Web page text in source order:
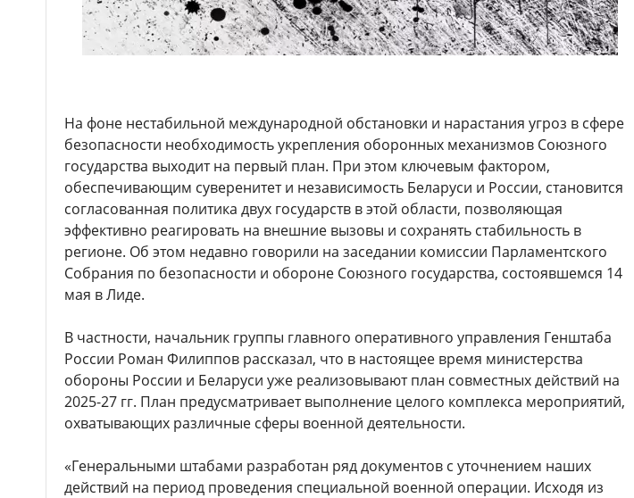
На фоне нестабильной международной обстановки и нарастания угроз в сфере
безопасности необходимость укрепления оборонных механизмов Союзного
государства выходит на первый план. При этом ключевым фактором,
обеспечивающим суверенитет и независимость Беларуси и России, становится
согласованная политика двух государств в этой области, позволяющая
эффективно реагировать на внешние вызовы и сохранять стабильность в
регионе. Об этом недавно говорили на заседании комиссии Парламентского
Собрания по безопасности и обороне Союзного государства, состоявшемся 14
мая в Лиде.
В частности, начальник группы главного оперативного управления Генштаба
России Роман Филиппов рассказал, что в настоящее время министерства
обороны России и Беларуси уже реализовывают план совместных действий на
2025-27 гг. План предусматривает выполнение целого комплекса мероприятий,
охватывающих различные сферы военной деятельности.
«Генеральными штабами разработан ряд документов с уточнением наших
действий на период проведения специальной военной операции. Исходя из